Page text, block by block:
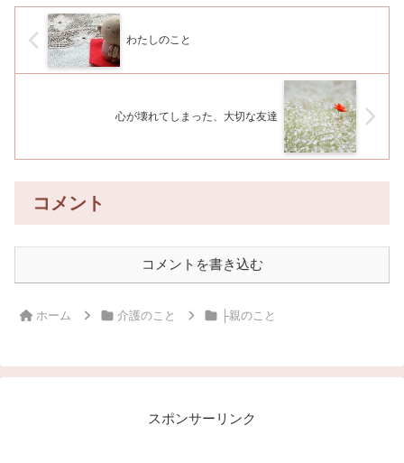
わたしのこと
心が壊れてしまった、大切な友達
コメント
コメントを書き込む
ホーム 介護のこと ├親のこと
スポンサーリンク